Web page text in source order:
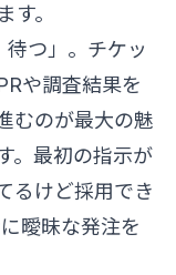
。
つ」。チケッ
や調査結果を
むのが最大の魅
。最初の指示が
るけど採用でき
曖昧な発注を